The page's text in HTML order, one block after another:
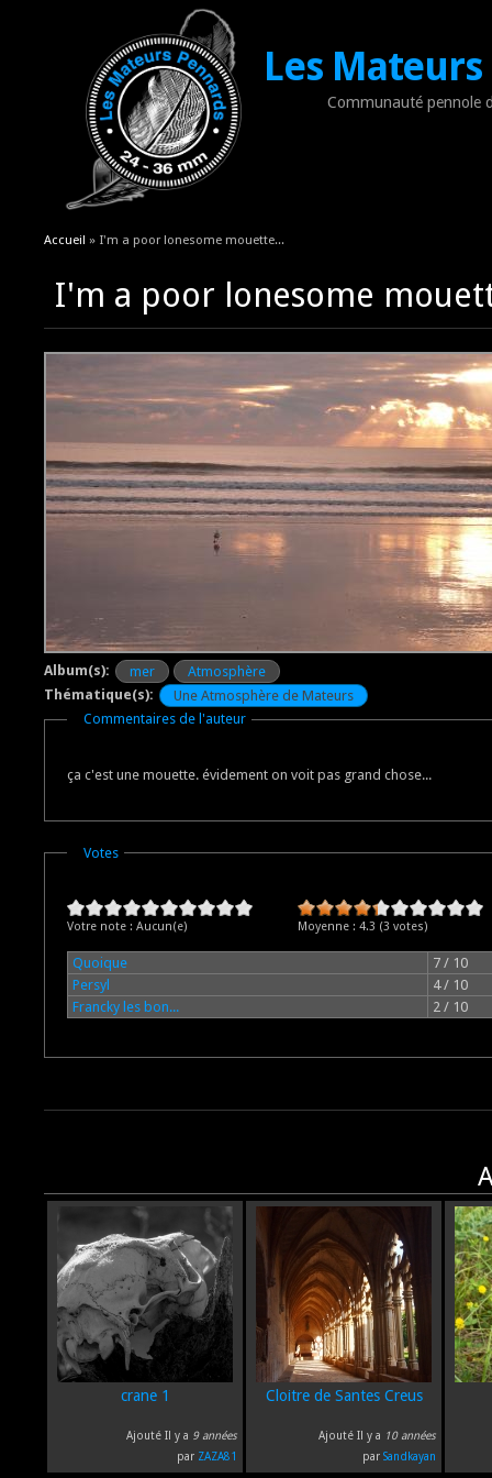
Les
Communauté pennole
Vous êtes ici
Accueil » I'm a poor lonesome mouette...
I'm a poor lonesome
Album(s): mer
Atmosphère
Thématique(s):
Une Atmosphère de Mateurs
Masquer
Commentaires de l'auteur
ça c'est une mouette. évidement on voit pas grand chose...
Masquer
Votes
Votre note : Aucun(e) Moyenne : 4.3 (3 votes)
Quoique
7 / 10
Persyl
4 / 10
Francky les bon...
2 / 10
crane 1
Ajouté Il y a 9 années
par ZAZA81
Cloitre de Santes Creus
Ajouté Il y a 10 années
par Sandkayan